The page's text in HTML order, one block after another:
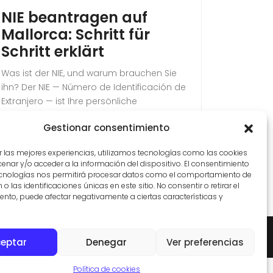
Gestionar consentimiento
las mejores experiencias, utilizamos tecnologías como las cookies
y/o acceder a la información del dispositivo. El consentimiento
nos permitirá procesar datos como el comportamiento de
o las identificaciones únicas en este sitio. No consentir o retirar el
puede afectar negativamente a ciertas características y
Denegar Ver preferencias
Política de cookies
NIE beantragen auf
Mallorca: Schritt für
Schritt erklärt
Was ist der NIE, und warum brauchen Sie
ihn? Der NIE — Número de Identificación de
Extranjero — ist Ihre persönliche
beim Immobilienkauf auf Mallorca
keine Steuer, kein Bankkonto, kein
Grundbucheintrag. Der NIE ist der erste
Schritt, den jeder ausländische Käufer
erledigen muss — […]
der Sie
Ihrem
Beim
alles
IN SES SALINES